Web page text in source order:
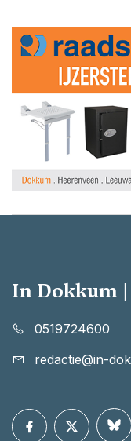
In Dokkum
0519724600
redactie@in-